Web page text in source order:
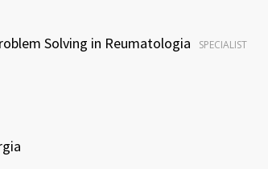
Solving in Reumatologia SPECIALIST